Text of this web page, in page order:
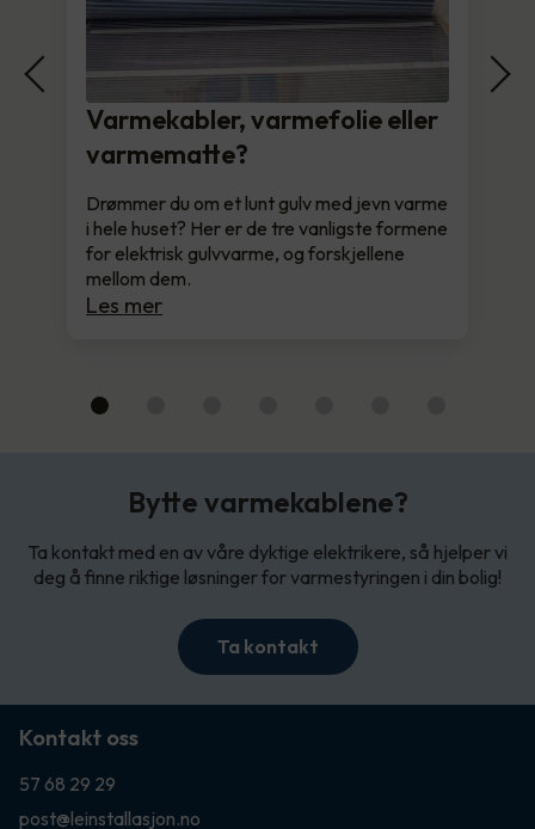
Varmekabler, varmefolie eller
varmematte?
Drømmer du om et lunt gulv med jevn varme
i hele huset? Her er de tre vanligste formene
for elektrisk gulvvarme, og forskjellene
mellom dem.
Les mer
Bytte varmekablene?
Ta kontakt med en av våre dyktige elektrikere, så hjelper vi
deg å finne riktige løsninger for varmestyringen i din bolig!
Ta kontakt
Kontakt oss
57 68 29 29
post@leinstallasjon.no